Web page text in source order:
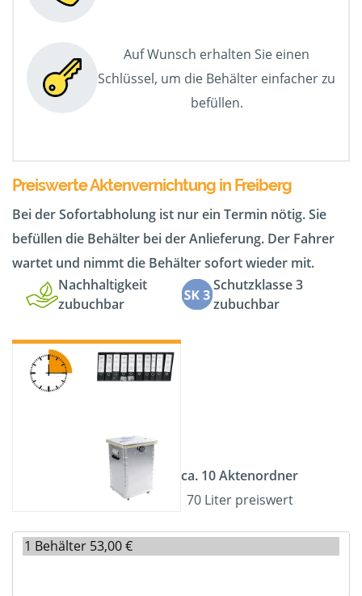
Auf Wunsch erhalten Sie einen
Schlüssel, um die Behälter einfacher zu
befüllen.
Preiswerte Aktenvernichtung in Freiberg
Bei der Sofortabholung ist nur ein Termin nötig. Sie
befüllen die Behälter bei der Anlieferung. Der Fahrer
wartet und nimmt die Behälter sofort wieder mit.
Nachhaltigkeit
zubuchbar
Schutzklasse 3
zubuchbar
ca. 10 Aktenordner
70 Liter preiswert